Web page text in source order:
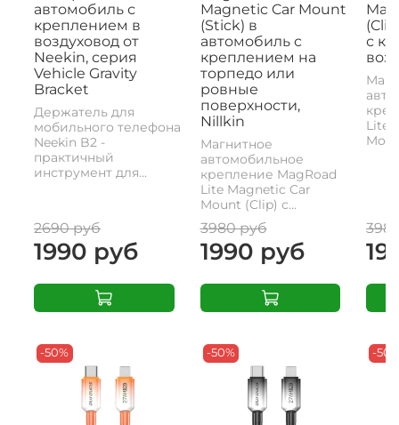
автомобиль с
креплением в
воздуховод от
Neekin, серия
Vehicle Gravity
Bracket
Держатель для
мобильного телефона
Neekin B2 -
практичный
инструмент для...
2690 руб
1990 руб
Magnetic Car Mount
(Stick) в
автомобиль с
креплением на
торпедо или
ровные
поверхности,
Nillkin
Магнитное
автомобильное
крепление MagRoad
Lite Magnetic Car
Mount (Clip) с...
3980 руб
1990 руб
с
Lite
-50% -50% -